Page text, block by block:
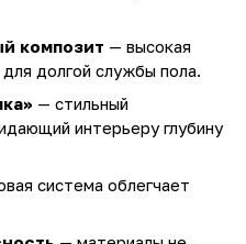
композит — высокая
долгой службы пола.
— стильный
интерьеру глубину
система облегчает